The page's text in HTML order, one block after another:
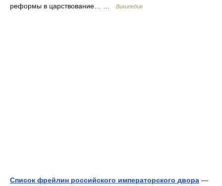
реформы в царствование… …
Википедия
Список фрейлин российского императорского двора —